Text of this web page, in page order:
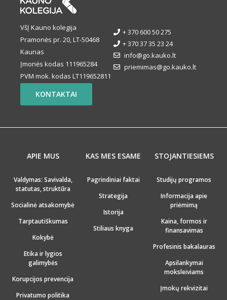
VšĮ Kauno kolegija
Pramonės pr. 20, LT-50468
Kaunas
Įmonės kodas 111965284
PVM mok. kodas LT119652811
+ 370 600 50 275
+ 370 37 35 23 24
info@go.kauko.lt
priemimas@go.kauko.lt
KONTAKTAI
APIE MUS
Valdymas: Savivalda,
statutas, struktūra
Socialinė atsakomybė
Tarptautiškumas
Kokybė
Etika ir lygios
galimybės
Korupcijos prevencija
Privatumo politika
KAS MES ESAME
Pagrindiniai faktai
Strategija
Istorija
Stiliaus knyga
STOJANTIESIEMS
Studijų programos
Informacija apie
priėmimą
Kaina, formos ir
finansavimas
Profesinis bakalauras
Apsilankymai
moksleiviams
Įmokų rekvizitai